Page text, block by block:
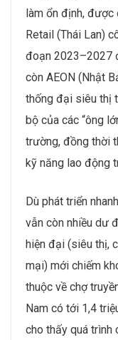
làm ổn định, được
Retail (Thái Lan)
đoạn 2023–2027
còn AEON (Nhật
thống đại siêu thị
bộ của các “ông
trường, đồng thời
kỹ năng lao động
Dù phát triển
vẫn còn nhiều dư
hiện đại (siêu thị,
mại) mới chiếm
thuộc về chợ
Nam có tới 1,4
cho thấy quá trình